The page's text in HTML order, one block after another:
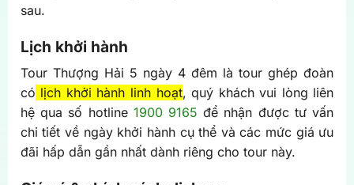
sau.
Lịch khởi hành
Tour Thượng Hải 5 ngày 4 đêm là tour ghép đoàn
có lịch khởi hành linh hoạt, quý khách vui lòng liên
hệ qua số hotline 1900 9165 để nhận được tư vấn
chi tiết về ngày khởi hành cụ thể và các mức giá ưu
đãi hấp dẫn gần nhất dành riêng cho tour này.